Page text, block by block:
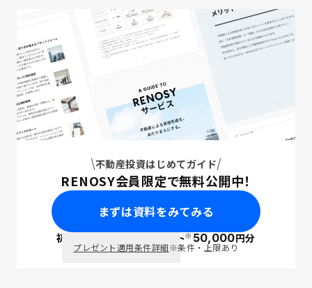
不動産投資はじめてガイド
RENOSY会員限定で無料公開中！
まずは資料をみてみる
初回面談で ポイント※50,000円分
プレゼント適用条件詳細※条件・上限あり